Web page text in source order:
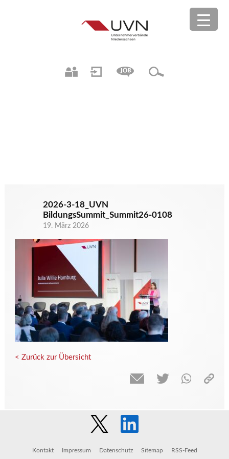
2026-3-18_UVN
BildungsSummit_Summit26-0108
19. März 2026
< Zurück zur Übersicht
Kontakt Impressum Datenschutz Sitemap RSS-Feed